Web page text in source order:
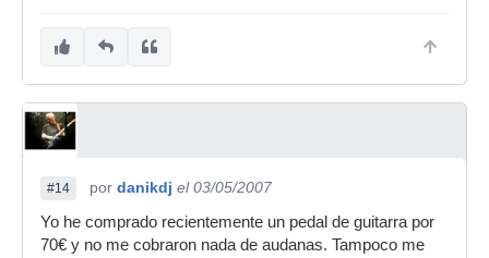
#14 por danikdj el 03/05/2007
Yo he comprado recientemente un pedal de guitarra por
70€ y no me cobraron nada de audanas. Tampoco me